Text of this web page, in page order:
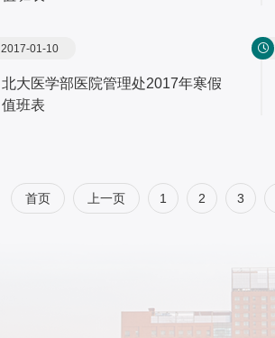
2017-01-10
北大医学部医院管理处2017年寒假
值班表
首页 上一页 1 2 3